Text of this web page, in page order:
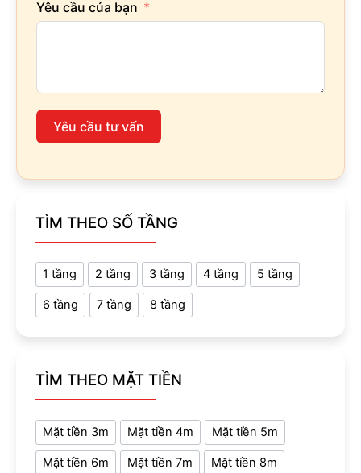
Yêu cầu của bạn
Yêu cầu tư vấn
TÌM THEO SỐ TẦNG
1 tầng 2 tầng 3 tầng 4 tầng 5 tầng
6 tầng 7 tầng 8 tầng
TÌM THEO MẶT TIỀN
Mặt tiền 3m Mặt tiền 4m Mặt tiền 5m
Mặt tiền 6m Mặt tiền 7m Mặt tiền 8m